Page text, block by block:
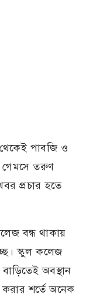
পাবজি ও
গেমসে তরুণ
প্রচার হতে
বন্ধ থাকায়
স্কুল কলেজ
বাড়িতেই অবস্থান
করার শর্তে অনেক